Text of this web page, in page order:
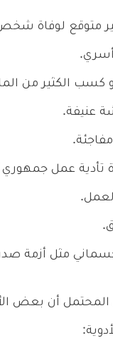
متوقع لوفاة
كسب الكثير من
عنيفة.
تأدية عمل جمهوري
مثل أزمة
أن بعض